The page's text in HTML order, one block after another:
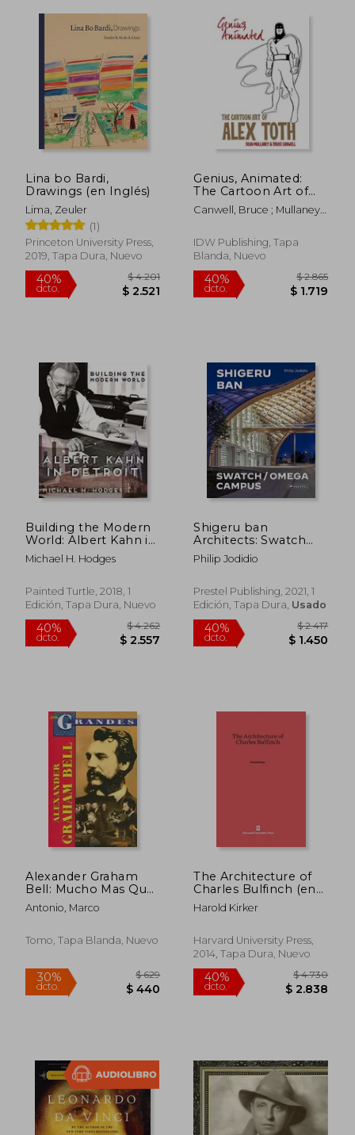
dcto. $ 831 dcto.
40%
dcto. $ 1.403
30%
Lina bo Bardi,
Drawings (en Inglés)
Lima, Zeuler
(1)
Princeton University Press,
2019, Tapa Dura, Nuevo
40%
Genius, Animated:
The Cartoon Art of
Alex Toth (en Inglés)
Canwell, Bruce ; Mullaney,
IDW Publishing, Tapa
Blanda, Nuevo
40%
Building the Modern
World: Albert Kahn in
Detroit (Painted
Turtle) (en Inglés)
Michael H. Hodges
Painted Turtle, 2018, 1
Edición, Tapa Dura, Nuevo
Shigeru ban
Architects: Swatch
and Omega Campus
(en Inglés)
Philip Jodidio
Prestel Publishing, 2021, 1
Edición, Tapa Dura, Usado
Alexander Graham
Bell: Mucho Mas Que
un Inventor =
Alexander Graham
Antonio, Marco
Tomo, Tapa Blanda, Nuevo
The Architecture of
Charles Bulfinch (en
Inglés)
Harold Kirker
Harvard University Press,
2014, Tapa Dura, Nuevo